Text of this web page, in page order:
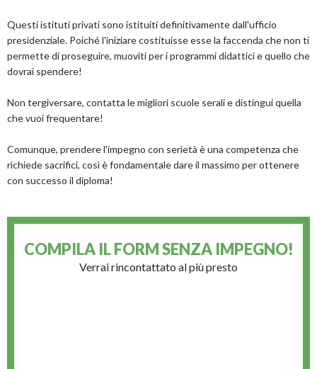
Questi istituti privati sono istituiti definitivamente dall'ufficio
presidenziale. Poiché l'iniziare costituisse esse la faccenda che non ti
permette di proseguire, muoviti per i programmi didattici e quello che
dovrai spendere!
Non tergiversare, contatta le migliori scuole serali e distingui quella
che vuoi frequentare!
Comunque, prendere l'impegno con serietà è una competenza che
richiede sacrifici, così è fondamentale dare il massimo per ottenere
con successo il diploma!
COMPILA IL FORMSENZA IMPEGNO!
Verrai rincontattato al più presto